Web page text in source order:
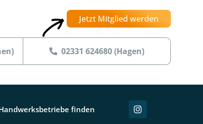
Jetzt Mitglied werden
02331 624680 (Hagen)
finden